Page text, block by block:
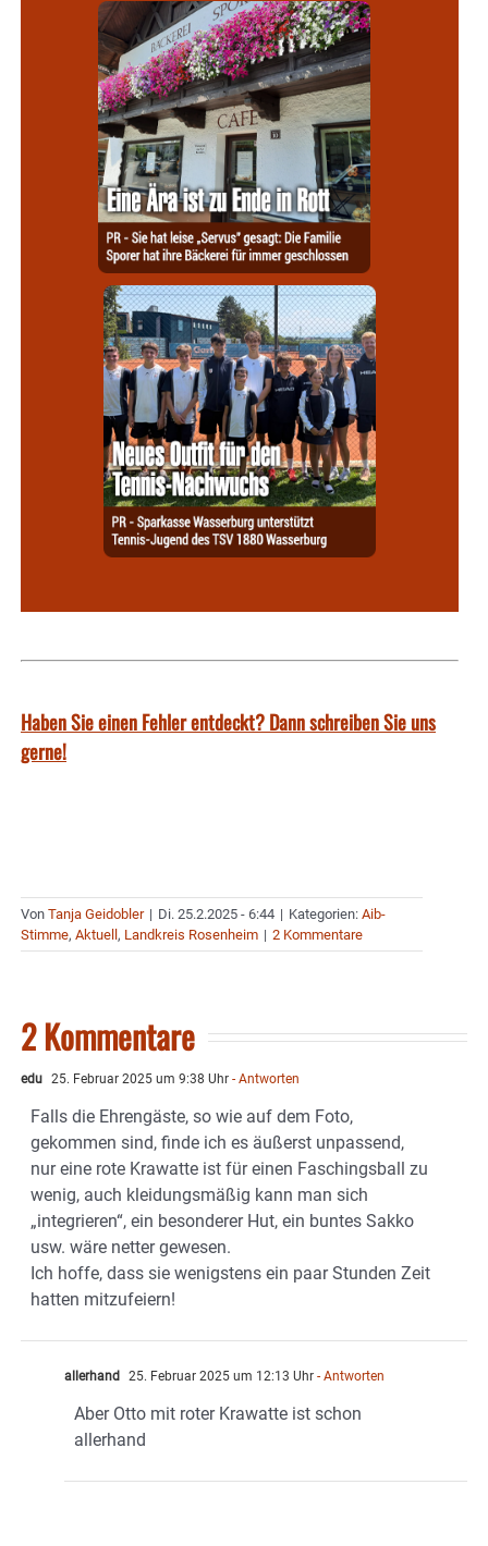
Haben Sie einen Fehler entdeckt? Dann schreiben Sie uns
gerne!
Von Tanja Geidobler | Di. 25.2.2025 - 6:44 | Kategorien: Aib-
Stimme, Aktuell , Landkreis Rosenheim | 2 Kommentare
2 Kommentare
edu 25. Februar 2025 um 9:38 Uhr - Antworten
Falls die Ehrengäste, so wie auf dem Foto,
gekommen sind, finde ich es äußerst unpassend,
nur eine rote Krawatte ist für einen Faschingsball zu
wenig, auch kleidungsmäßig kann man sich
„integrieren“, ein besonderer Hut, ein buntes Sakko
usw. wäre netter gewesen.
Ich hoffe, dass sie wenigstens ein paar Stunden Zeit
hatten mitzufeiern!
allerhand 25. Februar 2025 um 12:13 Uhr - Antworten
Aber Otto mit roter Krawatte ist schon
allerhand